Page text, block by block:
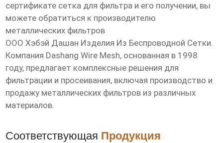
сертификате сетка для фильтра и его получении, вы
можете обратиться к производителю
металлических фильтров
ООО Хэбэй Дашан Изделия Из Беспроводной Сетки.
Компания Dashang Wire Mesh, основанная в 1998
году, предлагает комплексные решения для
фильтрации и просеивания, включая производство и
продажу металлических фильтров из различных
материалов.
Соответствующая Продукция